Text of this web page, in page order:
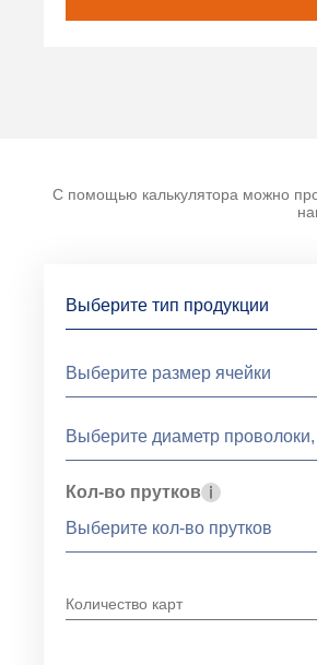
С помощью калькулятора можно
Кол-во прутков
Количество карт